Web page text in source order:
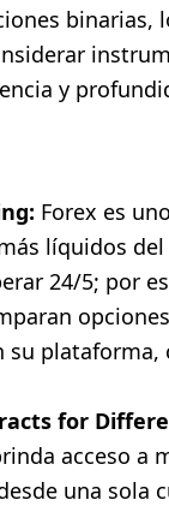
binarias,
y
Forex es
líquidos
24/5; por
su plataforma,
for
acceso a
una sola